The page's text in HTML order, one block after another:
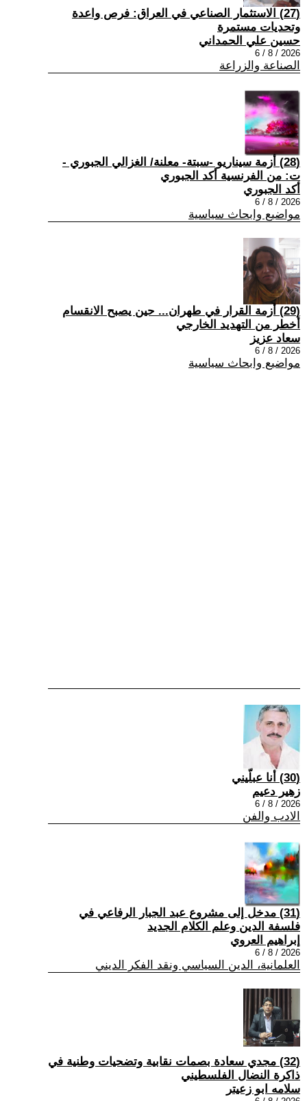
(27) الاستثمار الصناعي في العراق: فرص واعدة
وتحديات مستمرة
حسين علي الحمداني
2026 / 8 / 6
الصناعة والزراعة
(28) أزمة سيناريو -سبتة- معلنة/ الغزالي الجبوري -
ت: من الفرنسية أكد الجبوري
أكد الجبوري
2026 / 8 / 6
مواضيع وابحاث سياسية
(29) أزمة القرار في طهران... حين يصبح الانقسام
أخطر من التهديد الخارجي
سعاد عزيز
2026 / 8 / 6
مواضيع وابحاث سياسية
(30) أنا عبلّيني
زهير دعيم
2026 / 8 / 6
الادب والفن
(31) مدخل إلى مشروع عبد الجبار الرفاعي في
فلسفة الدين وعلم الكلام الجديد
إبراهيم العروي
2026 / 8 / 6
العلمانية، الدين السياسي ونقد الفكر الديني
(32) مجدي سعادة بصمات نقابية وتضحيات وطنية في
ذاكرة النضال الفلسطيني
سلامه ابو زعيتر